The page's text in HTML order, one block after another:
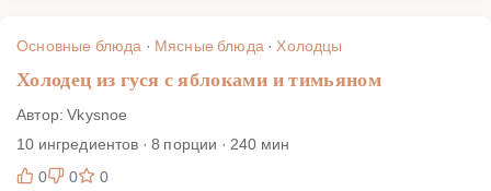
Основные блюда · Мясные блюда·Холодцы
Холодец из гуся с яблоками и тимьяном
Автор: Vkysnoe
10 ингредиентов · 8 порции · 240 мин
0
0 0